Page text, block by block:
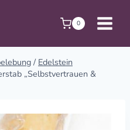
0
/ Edelstein
„Selbstvertrauen &